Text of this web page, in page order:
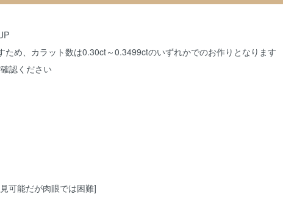
め、カラット数は0.30ct～0.3499ctのいずれかでのお作りとなります
認ください
可能だが肉眼では困難]